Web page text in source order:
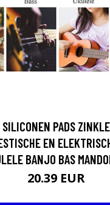
PADS
EN
BANJO BAS
20.39 EUR